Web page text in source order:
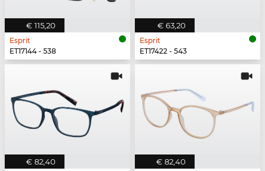
€ 115,20
Esprit
ET17144 - 538
€ 63,20
Esprit
ET17422 - 543
€ 82,40 € 82,40